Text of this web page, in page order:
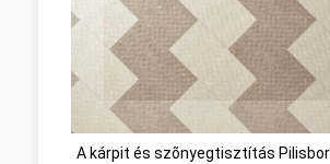
A kárpit és szõnyegtisztítás